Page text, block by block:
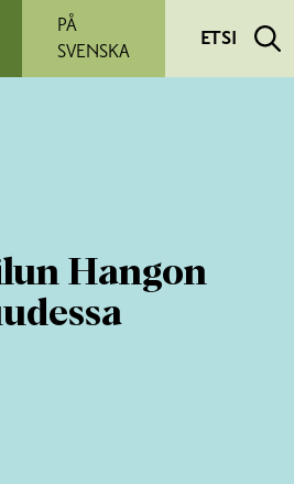
PÅ
SVENSKA
ETSI
Hangon